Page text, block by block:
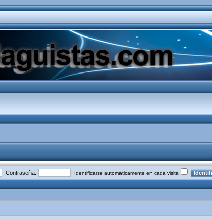
Contraseña: Identificarse automáticamente en cada visita